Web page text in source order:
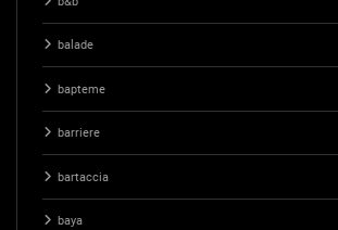
balade
bapteme
barriere
bartaccia
baya